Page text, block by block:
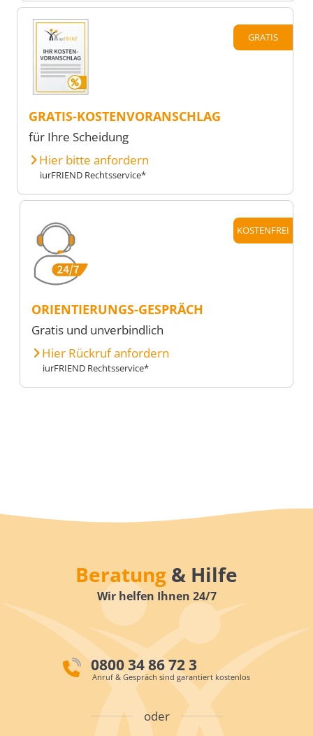
GRATIS
GRATIS-KOSTENVORANSCHLAG
für Ihre Scheidung
Hier bitte anfordern
iurFRIEND Rechtsservice*
KOSTENFREI
ORIENTIERUNGS-GESPRÄCH
Gratis und unverbindlich
Hier Rückruf anfordern
iurFRIEND Rechtsservice*
Beratung & Hilfe
Wir helfen Ihnen 24/7
0800 34 86 72 3
Anruf & Gespräch sind garantiert kostenlos
oder